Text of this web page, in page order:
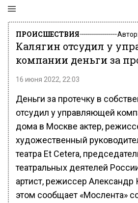
ПРОИСШЕСТВИЯ Автор:
Калягин отсудил у
компании деньги за
16 июня 2022, 22:03
Деньги за протечку в
отсудил у управляющей
дома в Москве актер,
художественный
театра Et Cetera,
театральных деятелей
артист, режиссер Александр
этом сообщает «Мослента»